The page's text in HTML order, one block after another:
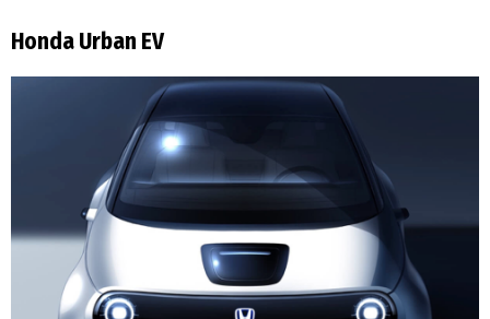
Honda Urban EV